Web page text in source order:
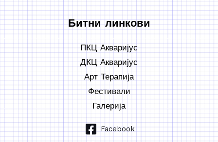
Битни линкови
ПКЦ Акваријус
ДКЦ Акваријус
Арт Терапија
Фестивали
Галерија
Facebook